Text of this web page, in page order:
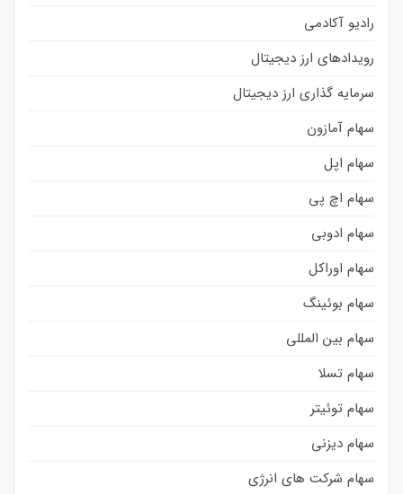
رادیو آکادمی
رویدادهای ارز دیجیتال
سرمایه گذاری ارز دیجیتال
سهام آمازون
سهام اپل
سهام اچ پی
سهام ادوبی
سهام اوراکل
سهام بوئینگ
سهام بین المللی
سهام تسلا
سهام توئیتر
سهام دیزنی
سهام شرکت های انرژی